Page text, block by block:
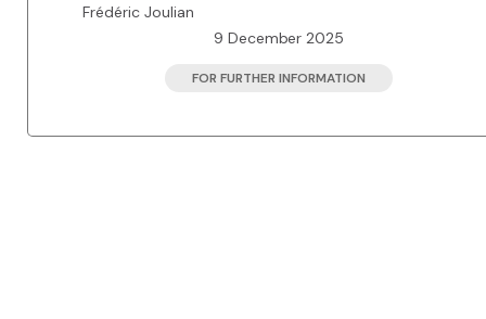
Frédéric Joulian
9 December 2025
FOR FURTHER INFORMATION